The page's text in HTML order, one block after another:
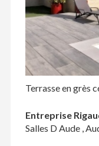
Terrasse en grès
Entreprise
Salles D Aude ,